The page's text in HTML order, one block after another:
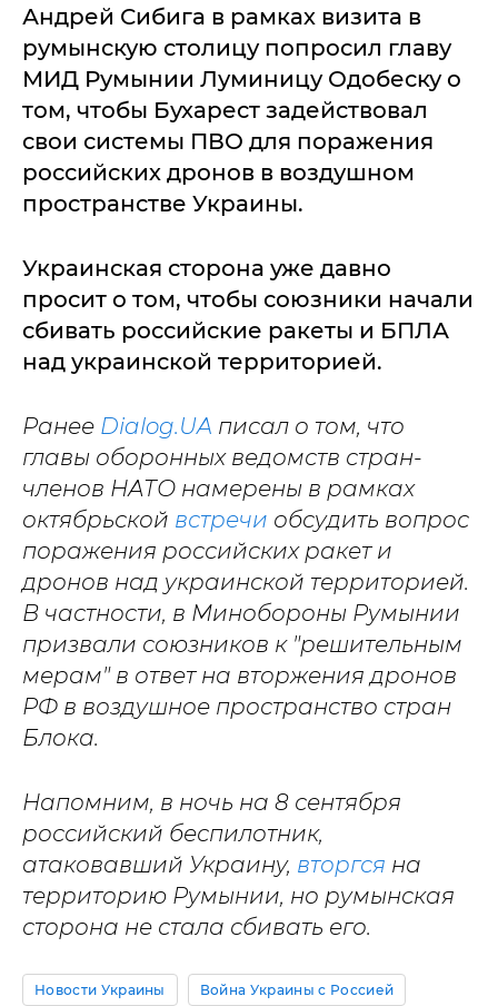
Андрей Сибига в рамках визита в
румынскую столицу попросил главу
МИД Румынии Луминицу Одобеску о
том, чтобы Бухарест задействовал
свои системы ПВО для поражения
российских дронов в воздушном
пространстве Украины.
Украинская сторона уже давно
просит о том, чтобы союзники начали
сбивать российские ракеты и БПЛА
над украинской территорией.
Ранее Dialog.UA писал о том, что
главы оборонных ведомств стран-
членов НАТО намерены в рамках
октябрьской встречи обсудить вопрос
поражения российских ракет и
дронов над украинской территорией.
В частности, в Минобороны Румынии
призвали союзников к "решительным
мерам" в ответ на вторжения дронов
РФ в воздушное пространство стран
Блока.
Напомним, в ночь на 8 сентября
российский беспилотник,
атаковавший Украину, вторгся на
территорию Румынии, но румынская
сторона не стала сбивать его.
Новости Украины Война Украины с Россией